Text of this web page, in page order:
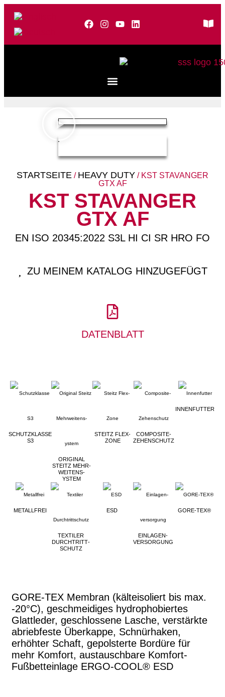
STARTSEITE / HEAVY DUTY / KST STAVANGER
GTX AF
KST STAVANGER
GTX AF
EN ISO 20345:2022 S3L HI CI SR HRO FO
ZU MEINEM KATALOG HINZUGEFÜGT
DATENBLATT
SCHUTZKLASSE
S3
ORIGINAL
STEITZ MEHR­
WEITEN­S­
YSTEM
STEITZ FLEX-
ZONE
COMPOSITE-
ZEHENSCHUTZ
INNENFUTTER
METALLFREI
TEXTILER
DURCHTRITT­
SCHUTZ
ESD
EINLAGEN­
VERSORGUNG
GORE-TEX®
GORE-TEX Membran (kälteisoliert bis max.
-20°C), geschmeidiges hydrophobiertes
Glattleder, geschlossene Lasche, verstärkte
abriebfeste Überkappe, Schnürhaken,
erhöhter Schaft, gepolsterte Bordüre für
mehr Komfort, austauschbare Komfort-
Fußbetteinlage ERGO-COOL® ESD